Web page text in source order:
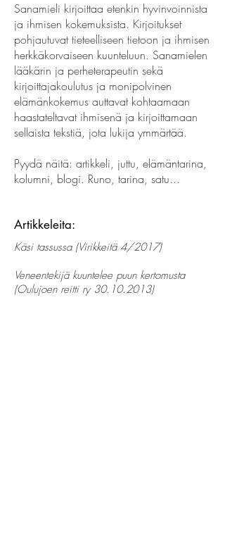
Sanamieli kirjoittaa etenkin hyvinvoinnista
ja ihmisen kokemuksista. Kirjoitukset
pohjautuvat tieteelliseen tietoon ja ihmisen
herkkäkorvaiseen kuunteluun. Sanamielen
lääkärin ja perheterapeutin sekä
kirjoittajakoulutus ja monipolvinen
elämänkokemus auttavat kohtaamaan
haastateltavat ihmisenä ja kirjoittamaan
sellaista tekstiä, jota lukija ymmärtää.
Pyydä näitä: artikkeli, juttu, elämäntarina,
kolumni, blogi. Runo, tarina, satu...
Artikkeleita:
Käsi tassussa (Virikkeitä 4/2017)
Veneentekijä kuuntelee puun kertomusta
(Oulujoen reitti ry 30.10.2013)